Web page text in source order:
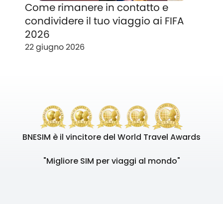
Come rimanere in contatto e
condividere il tuo viaggio ai FIFA
2026
22 giugno 2026
BNESIM è il vincitore del World Travel Awards
"Migliore SIM per viaggi al mondo"